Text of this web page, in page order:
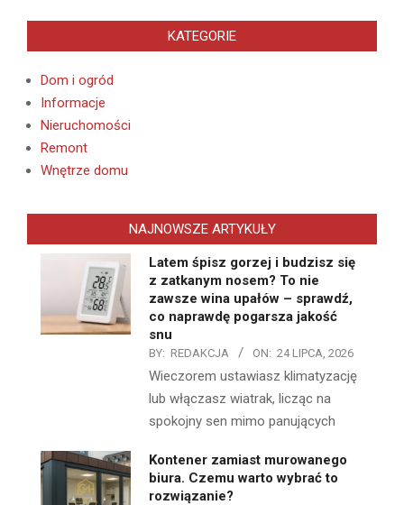
KATEGORIE
Dom i ogród
Informacje
Nieruchomości
Remont
Wnętrze domu
NAJNOWSZE ARTYKUŁY
Latem śpisz gorzej i budzisz się
z zatkanym nosem? To nie
zawsze wina upałów – sprawdź,
co naprawdę pogarsza jakość
snu
BY: REDAKCJA ON: 24 LIPCA, 2026
Wieczorem ustawiasz klimatyzację
lub włączasz wiatrak, licząc na
spokojny sen mimo panujących
Kontener zamiast murowanego
biura. Czemu warto wybrać to
rozwiązanie?